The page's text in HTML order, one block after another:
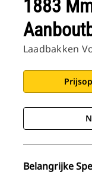
1883
Laadbakken
Belangrijke